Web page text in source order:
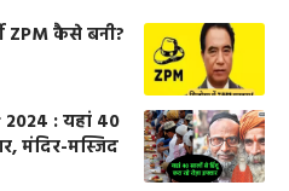
ZPM कैसे बनी?
: यहां 40
मंदिर-मस्जिद